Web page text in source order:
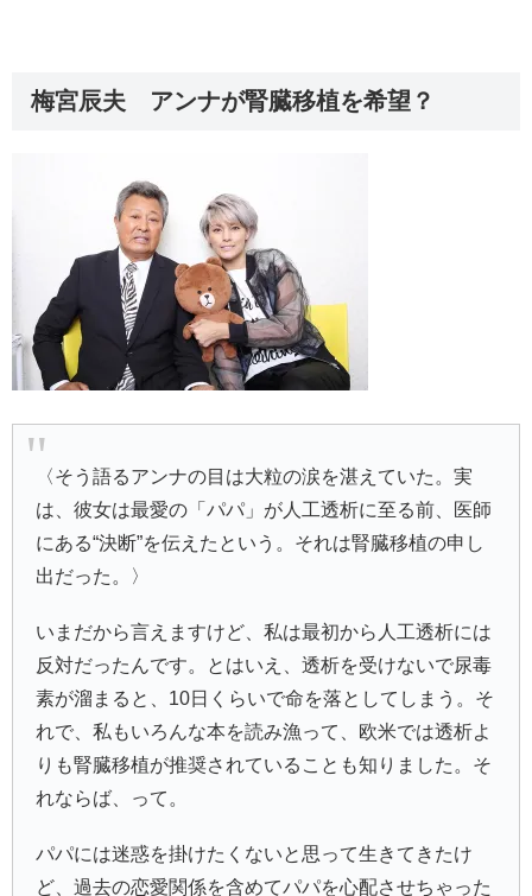
梅宮辰夫 アンナが腎臓移植を希望？
〈そう語るアンナの目は大粒の涙を湛えていた。実
は、彼女は最愛の「パパ」が人工透析に至る前、医師
にある“決断”を伝えたという。それは腎臓移植の申し
出だった。〉
いまだから言えますけど、私は最初から人工透析には
反対だったんです。とはいえ、透析を受けないで尿毒
素が溜まると、10日くらいで命を落としてしまう。そ
れで、私もいろんな本を読み漁って、欧米では透析よ
りも腎臓移植が推奨されていることも知りました。そ
れならば、って。
パパには迷惑を掛けたくないと思って生きてきたけ
ど、過去の恋愛関係を含めてパパを心配させちゃった